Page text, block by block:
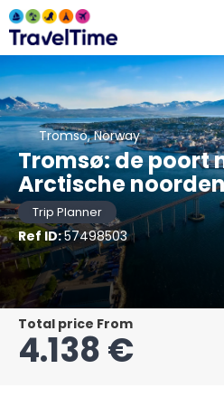
Tromso, Norway
Tromsø: de poort
Arctische
Trip Planner
Ref ID:57498503
Total price From
4.138 €